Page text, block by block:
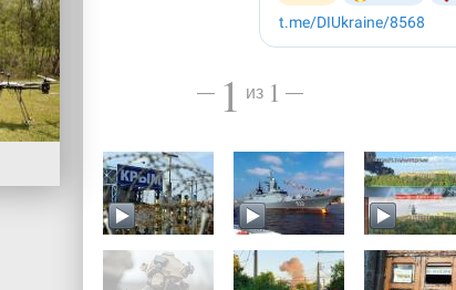
— 1 из 1 —